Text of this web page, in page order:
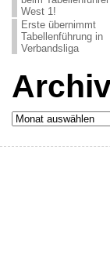
West 1!
Erste übernimmt
Tabellenführung in
Verbandsliga
Archiv